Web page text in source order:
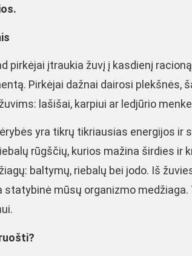
pirkėjai įtraukia žuvį į kasdienį
Pirkėjai dažnai dairosi plekšnės,
lašišai, karpiui ar ledjūrio
yra tikrų tikriausias energijos
rūgščių, kurios mažina širdies ir
baltymų, riebalų bei jodo. Iš
statybinė mūsų organizmo